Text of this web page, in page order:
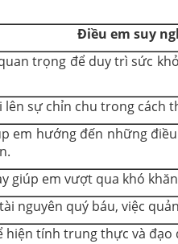
Điều em suy
trọng để duy trì sức
sự chỉn chu trong cách
em hướng đến những
giúp em vượt qua khó
nguyên quý báu, việc
hiện tính trung thực và